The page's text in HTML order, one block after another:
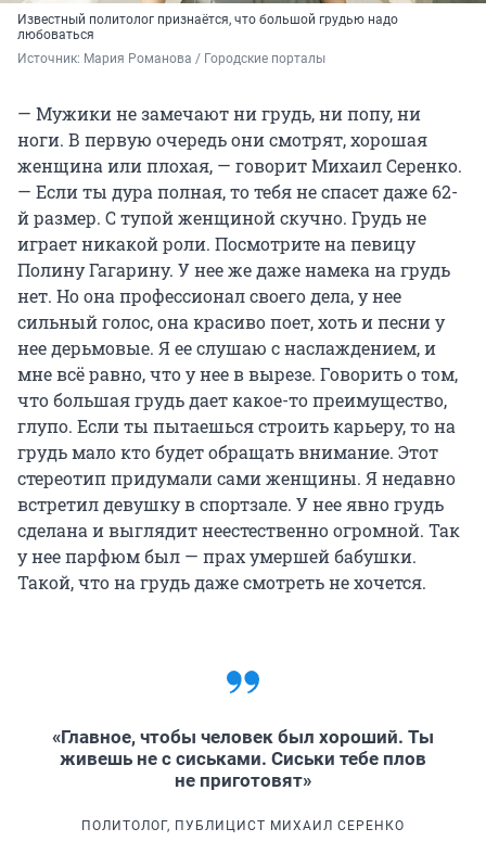
Известный политолог признаётся, что большой грудью надо
любоваться
Источник: Мария Романова / Городские порталы
— Мужики не замечают ни грудь, ни попу, ни
ноги. В первую очередь они смотрят, хорошая
женщина или плохая, — говорит Михаил Серенко.
— Если ты дура полная, то тебя не спасет даже 62-
й размер. С тупой женщиной скучно. Грудь не
играет никакой роли. Посмотрите на певицу
Полину Гагарину. У нее же даже намека на грудь
нет. Но она профессионал своего дела, у нее
сильный голос, она красиво поет, хоть и песни у
нее дерьмовые. Я ее слушаю с наслаждением, и
мне всё равно, что у нее в вырезе. Говорить о том,
что большая грудь дает какое-то преимущество,
глупо. Если ты пытаешься строить карьеру, то на
грудь мало кто будет обращать внимание. Этот
стереотип придумали сами женщины. Я недавно
встретил девушку в спортзале. У нее явно грудь
сделана и выглядит неестественно огромной. Так
у нее парфюм был — прах умершей бабушки.
Такой, что на грудь даже смотреть не хочется.
«Главное, чтобы человек был хороший. Ты
живешь не с сиськами. Сиськи тебе плов
не приготовят»
ПОЛИТОЛОГ, ПУБЛИЦИСТ МИХАИЛ СЕРЕНКО